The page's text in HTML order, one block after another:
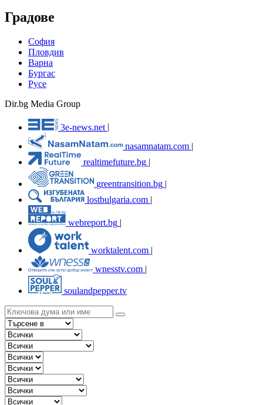
Градове
София
Пловдив
Варна
Бургас
Русе
Dir.bg Media Group
3e-news.net
nasamnatam.com |
realtimefuture.bg |
greentransition.bg |
lostbulgaria.com |
webreport.bg
worktalent.com |
wnesstv.com |
soulandpepper.tv